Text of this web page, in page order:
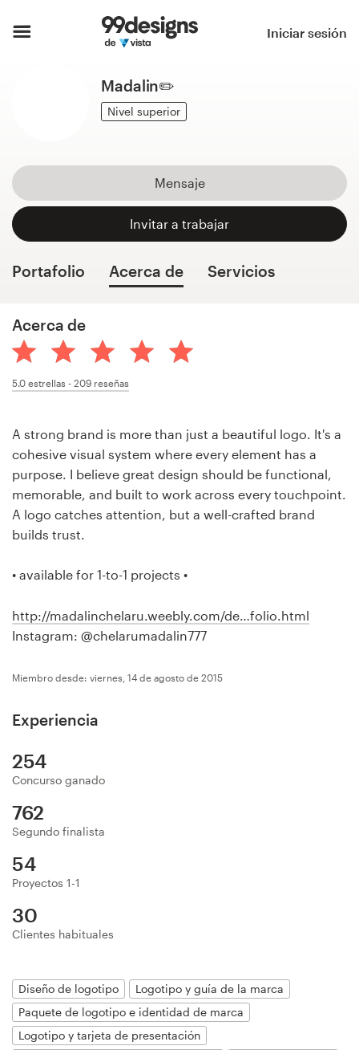
Iniciar sesión
Madalin✏️
Nivel superior
Mensaje
Invitar a trabajar
Portafolio Acerca de Servicios
Acerca de
5.0 estrellas - 209 reseñas
A strong brand is more than just a beautiful logo. It's a
cohesive visual system where every element has a
purpose. I believe great design should be functional,
memorable, and built to work across every touchpoint.
A logo catches attention, but a well-crafted brand
builds trust.
• available for 1-to-1 projects •
http://madalinchelaru.weebly.com/de…folio.html
Instagram: @chelarumadalin777
Miembro desde: viernes, 14 de agosto de 2015
Experiencia
254
Concurso ganado
762
Segundo finalista
54
Proyectos 1-1
30
Clientes habituales
Diseño de logotipo
Logotipo y guía de la marca
Paquete de logotipo e identidad de marca
Logotipo y tarjeta de presentación
de
diseño
Concursos de diseño
Encontrar un diseñador
Descubra la inspiración
un
Tarjeta de presentación
Diseño de páginas web
Guía de la marca
+49 30 568 376 73